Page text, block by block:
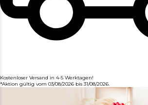
Kostenloser Versand in 4-5 Werktagen!
*Aktion gültig vom 03/08/2026 bis 31/08/2026.